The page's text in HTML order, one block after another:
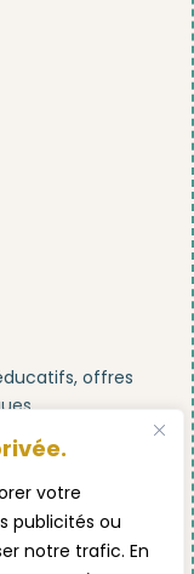
votre
publicités ou
notre trafic. En
offres
!